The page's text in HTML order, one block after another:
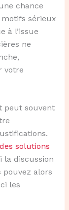
chance
motifs sérieux
à l’issue
ne
votre
peut souvent
solutions
la discussion
pouvez alors
les